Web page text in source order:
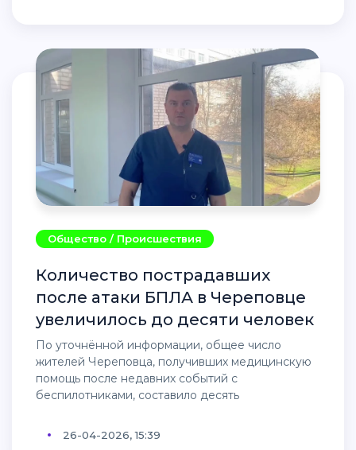
Общество / Происшествия
Количество пострадавших
после атаки БПЛА в Череповце
увеличилось до десяти человек
По уточнённой информации, общее число
жителей Череповца, получивших медицинскую
помощь после недавних событий с
беспилотниками, составило десять
26-04-2026, 15:39